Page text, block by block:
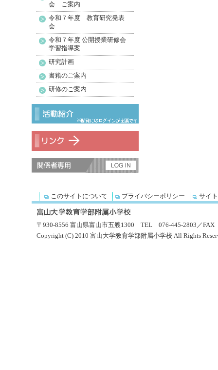
会 ご案内
令和７年度 教育研究発表
会
令和７年度 公開授業研修会
学習指導案
研究計画
書籍のご案内
研修のご案内
このサイトについて プライバシーポリシー サイ
〒930-8556 富山県富山市五艘1300 TEL 076-445-2803／
Copyright (C) 2010 富山大学教育学部附属小学校 All Rights